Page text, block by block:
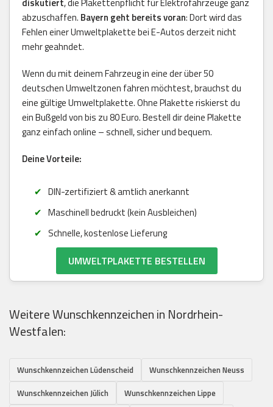
abzuschaffen. Bayern geht bereits voran: Dort wird das
Fehlen einer Umweltplakette bei E-Autos derzeit nicht
mehr geahndet.
Wenn du mit deinem Fahrzeug in eine der über 50
deutschen Umweltzonen fahren möchtest, brauchst du
eine gültige Umweltplakette. Ohne Plakette riskierst du
ein Bußgeld von bis zu 80 Euro. Bestell dir deine Plakette
ganz einfach online – schnell, sicher und bequem.
Deine Vorteile:
DIN-zertifiziert & amtlich anerkannt
Maschinell bedruckt (kein Ausbleichen)
Schnelle, kostenlose Lieferung
UMWELTPLAKETTE BESTELLEN
Weitere Wunschkennzeichen in Nordrhein-
Westfalen:
Wunschkennzeichen Lüdenscheid
Wunschkennzeichen Neuss
Wunschkennzeichen Jülich
Wunschkennzeichen Lippe